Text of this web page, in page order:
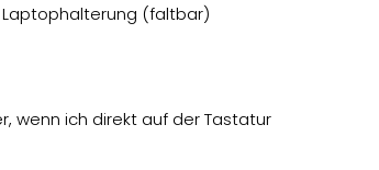
Laptophalterung (faltbar)
wenn ich direkt auf der Tastatur